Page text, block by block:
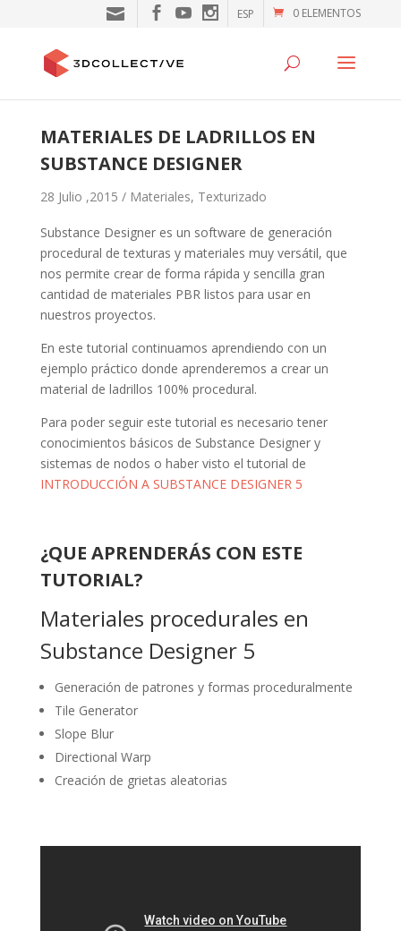
0 ELEMENTOS
ESP
MATERIALES DE LADRILLOS EN
SUBSTANCE DESIGNER
28 Julio ,2015 / Materiales, Texturizado
Substance Designer es un software de generación
procedural de texturas y materiales muy versátil, que
nos permite crear de forma rápida y sencilla gran
cantidad de materiales PBR listos para usar en
nuestros proyectos.
En este tutorial continuamos aprendiendo con un
ejemplo práctico donde aprenderemos a crear un
material de ladrillos 100% procedural.
Para poder seguir este tutorial es necesario tener
conocimientos básicos de Substance Designer y
sistemas de nodos o haber visto el tutorial de
INTRODUCCIÓN A SUBSTANCE DESIGNER 5
¿QUE APRENDERÁS CON ESTE
TUTORIAL?
Materiales procedurales en
Substance Designer 5
Generación de patrones y formas proceduralmente
Tile Generator
Slope Blur
Directional Warp
Creación de grietas aleatorias